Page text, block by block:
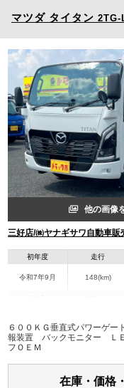
マツダ タイタン 2TG-
他の画像
三好店/㈱ヤナギサワ自動車販
初年度
令和7年9月
走行
148(km)
愛知県
W:1,620
H:380
パワステ パワーウ
６００ＫＧ垂直式パワーゲ
報装置 バックモニター Ｌ
フＯＥＭ
在庫・価格